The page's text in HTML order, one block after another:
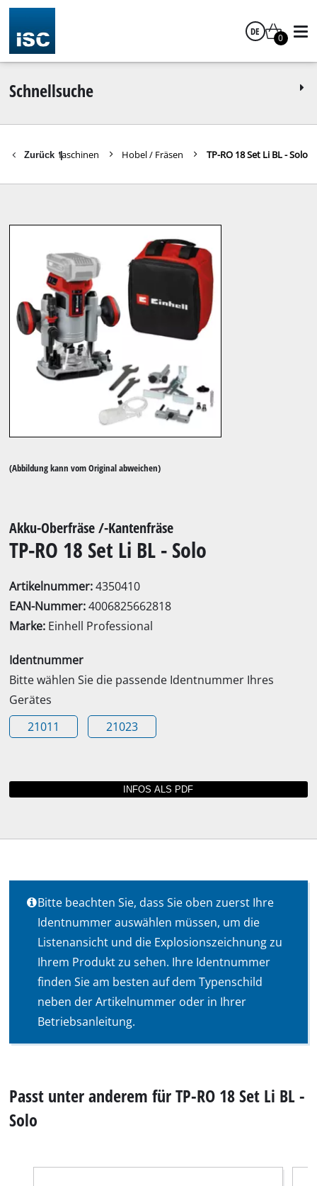
DE
0
Schnellsuche
Zurück |
/ Maschinen Hobel / Fräsen TP-RO 18 Set Li BL - Solo
(Abbildung kann vom Original abweichen)
Akku-Oberfräse /-Kantenfräse
TP-RO 18 Set Li BL - Solo
Artikelnummer:4350410
EAN-Nummer:4006825662818
Marke: Einhell Professional
Identnummer
Bitte wählen Sie die passende Identnummer Ihres
Gerätes
21011
21023
Bitte beachten Sie, dass Sie oben zuerst Ihre
Identnummer auswählen müssen, um die
Listenansicht und die Explosionszeichnung zu
Ihrem Produkt zu sehen. Ihre Identnummer
finden Sie am besten auf dem Typenschild
neben der Artikelnummer oder in Ihrer
Betriebsanleitung.
Passt unter anderem für TP-RO 18 Set Li BL -
Solo